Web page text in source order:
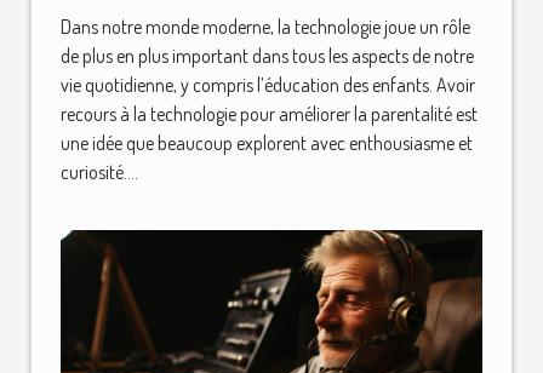
Dans notre monde moderne, la technologie joue un rôle
de plus en plus important dans tous les aspects de notre
vie quotidienne, y compris l’éducation des enfants. Avoir
recours à la technologie pour améliorer la parentalité est
une idée que beaucoup explorent avec enthousiasme et
curiosité....